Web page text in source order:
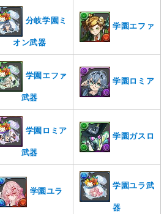
分岐学園ミ
オン武器
学園エファ
学園エファ
武器
学園ロミア
学園ロミア
武器
学園ガスロ
学園ユラ
学園ユラ武
器